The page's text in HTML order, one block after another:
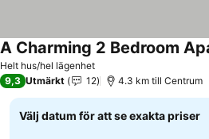
Helt hus/hel lägenhet
9,3 Utmärkt 12 4.3 km till Centrum
Välj datum för att se exakta priser